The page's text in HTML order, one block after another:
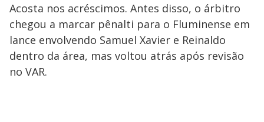
Acosta nos acréscimos. Antes disso, o árbitro
chegou a marcar pênalti para o Fluminense em
lance envolvendo Samuel Xavier e Reinaldo
dentro da área, mas voltou atrás após revisão
no VAR.